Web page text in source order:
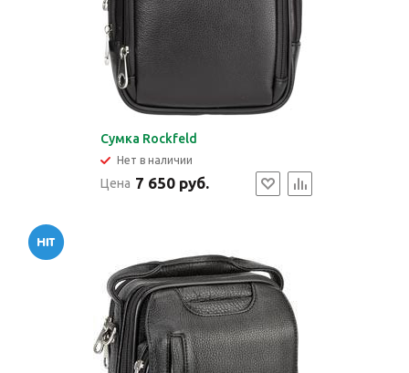
Cумка Rockfeld
Нет в наличии
Цена 7 650 руб.